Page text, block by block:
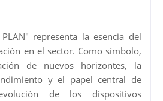
representa la esencia del
en el sector. Como símbolo,
de nuevos horizontes, la
y el papel central de
de los dispositivos